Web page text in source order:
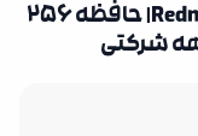
گوشی شیائومی Redmi Note 15PRO 4G| حافظه 256